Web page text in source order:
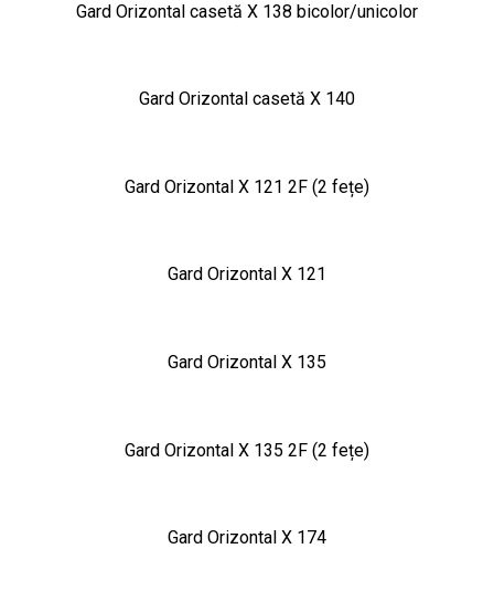
Gard Orizontal casetă X 138 bicolor/unicolor
Gard Orizontal casetă X 140
Gard Orizontal X 121 2F (2 fețe)
Gard Orizontal X 121
Gard Orizontal X 135
Gard Orizontal X 135 2F (2 fețe)
Gard Orizontal X 174